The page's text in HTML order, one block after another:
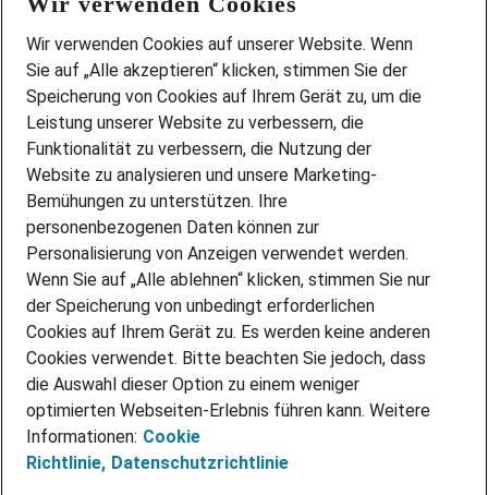
Wir stellen ein!
DEINE BERUFSGRUPPE
DEINE LEBENSSITUATION
PARTNERSHIP WITH AIRBUS
INITIATIV BEWERBEN
ÜBER UNS
STANDORTE
BLOG
PRESSE
KONTAKT
@Adecco 2026
IMPRESSUM
DATENSCHUTZ
Wir verwenden Cookies auf unserer Website. Wenn
Sie auf „Alle akzeptieren“ klicken, stimmen Sie der
Speicherung von Cookies auf Ihrem Gerät zu, um die
Leistung unserer Website zu verbessern, die
Funktionalität zu verbessern, die Nutzung der
Website zu analysieren und unsere Marketing-
Bemühungen zu unterstützen. Ihre
personenbezogenen Daten können zur
Personalisierung von Anzeigen verwendet werden.
Wenn Sie auf „Alle ablehnen“ klicken, stimmen Sie nur
der Speicherung von unbedingt erforderlichen
Cookies auf Ihrem Gerät zu. Es werden keine anderen
Cookies verwendet. Bitte beachten Sie jedoch, dass
die Auswahl dieser Option zu einem weniger
optimierten Webseiten-Erlebnis führen kann. Weitere
Informationen: Cookie
Richtlinie, Datenschutzrichtlinie